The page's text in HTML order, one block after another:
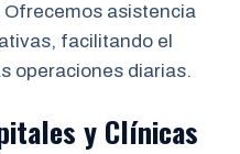
Ofrecemos asistencia
facilitando el
operaciones diarias.
y Clínicas